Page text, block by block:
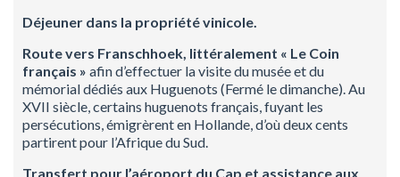
Déjeuner dans la propriété vinicole.
Route vers Franschhoek , littéralement « Le Coin
français » afin d’effectuer la visite du musée et du
mémorial dédiés aux Huguenots (Fermé le dimanche). Au
XVII siècle, certains huguenots français, fuyant les
persécutions, émigrèrent en Hollande, d’où deux cents
partirent pour l’Afrique du Sud.
Transfert pour l’aéroport du Cap et assistance aux